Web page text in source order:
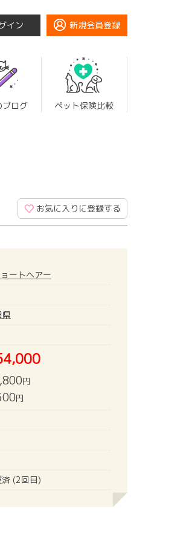
イン 新規会員登録
ブログ ペット保険比較
お気に入りに登録する
ートヘアー
県
円
円
(2回目)